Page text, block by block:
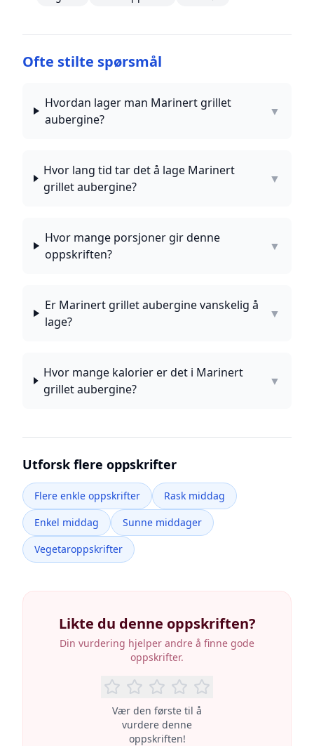
Ofte stilte spørsmål
Hvordan lager man Marinert grillet
aubergine?
▼
Hvor lang tid tar det å lage Marinert
grillet aubergine?
▼
Hvor mange porsjoner gir denne
oppskriften?
▼
Er Marinert grillet aubergine vanskelig å
lage?
▼
Hvor mange kalorier er det i Marinert
grillet aubergine?
▼
Utforsk flere oppskrifter
Flere enkle oppskrifter
Rask middag
Enkel middag
Sunne middager
Vegetaroppskrifter
Likte du denne oppskriften?
Din vurdering hjelper andre å finne gode
oppskrifter.
Vær den første til å
vurdere denne
oppskriften!